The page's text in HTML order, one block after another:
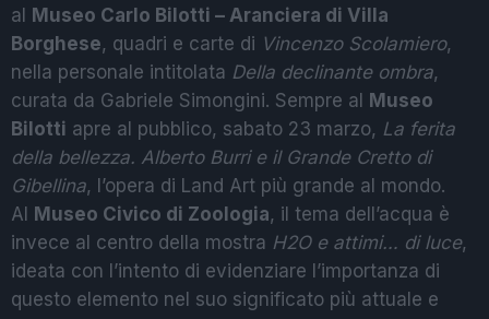
al
Museo Carlo Bilotti – Aranciera di Villa
Borghese, quadri e carte di Vincenzo Scolamiero,
nella personale intitolata Della declinante ombra,
curata da Gabriele Simongini. Sempre al
Museo
Bilotti apre al pubblico, sabato 23 marzo, La ferita
della bellezza. Alberto Burri e il Grande Cretto di
Gibellina, l’opera di Land Art più grande al mondo.
Al
Museo Civico di Zoologia, il tema dell’acqua è
invece al centro della mostra H2O e attimi… di luce,
ideata con l’intento di evidenziare l’importanza di
questo elemento nel suo significato più attuale e